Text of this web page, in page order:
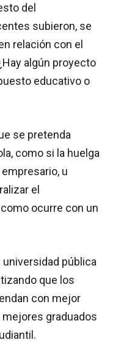
del
subieron, se
relación con el
algún proyecto
educativo o
se pretenda
como si la huelga
u
el
ocurre con un
pública
que los
con mejor
graduados